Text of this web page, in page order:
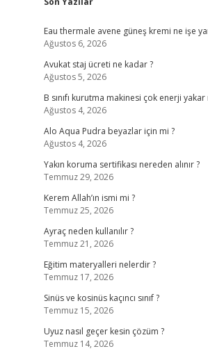
Sidebar
Eau thermale avene güneş kremi ne işe
Ağustos 6, 2026
Avukat staj ücreti ne kadar ?
Ağustos 5, 2026
B sınıfı kurutma makinesi çok enerji yakar
Ağustos 4, 2026
Alo Aqua Pudra beyazlar için mi ?
Ağustos 4, 2026
Yakın koruma sertifikası nereden alınır ?
Temmuz 29, 2026
Kerem Allah’ın ismi mi ?
Temmuz 25, 2026
Ayraç neden kullanılır ?
Temmuz 21, 2026
Eğitim materyalleri nelerdir ?
Temmuz 17, 2026
Sinüs ve kosinüs kaçıncı sınıf ?
Temmuz 15, 2026
Uyuz nasıl geçer kesin çözüm ?
Temmuz 14, 2026